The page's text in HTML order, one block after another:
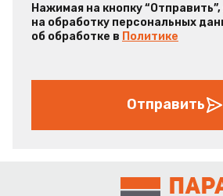
Нажимая на кнопку
на обработку персональных
об обработке в Политике
Отправить